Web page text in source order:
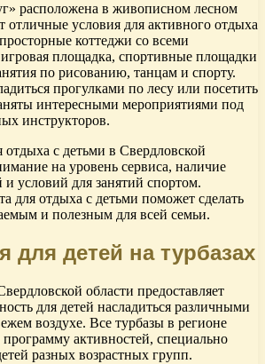
расположена в живописном лесном
отличные условия для активного отдыха
коттеджи со всеми
игровая площадка, спортивные площадки
по рисованию, танцам и спорту.
прогулками по лесу или посетить
интересными мероприятиями под
инструкторов.
отдыха с детьми в Свердловской
на уровень сервиса, наличие
и условий для занятий спортом.
для отдыха с детьми поможет сделать
и полезным для всей семьи.
для детей на турбазах
области предоставляет
для детей насладиться различными
воздухе. Все турбазы в регионе
активностей, специально
разных возрастных групп.